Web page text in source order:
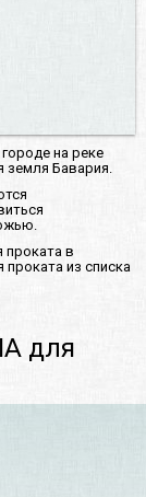
на реке
Бавария.
проката в
из списка
для